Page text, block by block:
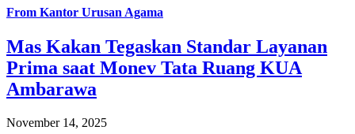
From Kantor Urusan Agama
Mas Kakan Tegaskan Standar Layanan
Prima saat Monev Tata Ruang KUA
Ambarawa
November 14, 2025